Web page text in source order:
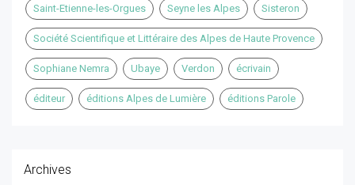
Saint-Etienne-les-Orgues Seyne les Alpes Sisteron
Société Scientifique et Littéraire des Alpes de Haute Provence
Sophiane Nemra Ubaye Verdon écrivain
éditeur éditions Alpes de Lumière éditions Parole
Archives